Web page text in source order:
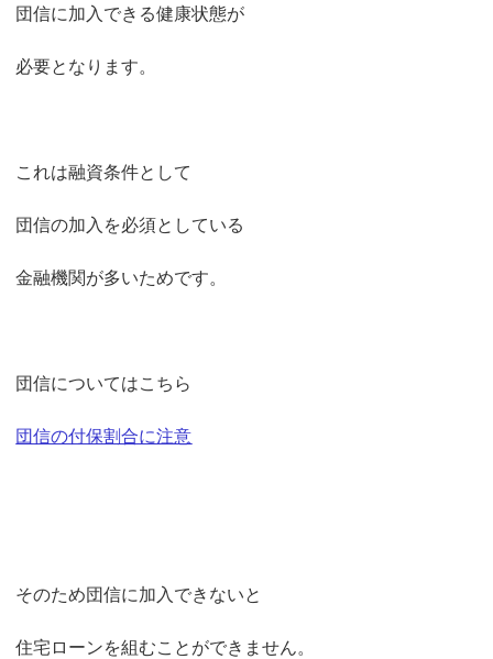
団信に加入できる健康状態が
必要となります。
これは融資条件として
団信の加入を必須としている
金融機関が多いためです。
団信についてはこちら
団信の付保割合に注意
そのため団信に加入できないと
住宅ローンを組むことができません。